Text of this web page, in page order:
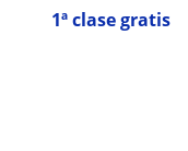
1ª clase gratis